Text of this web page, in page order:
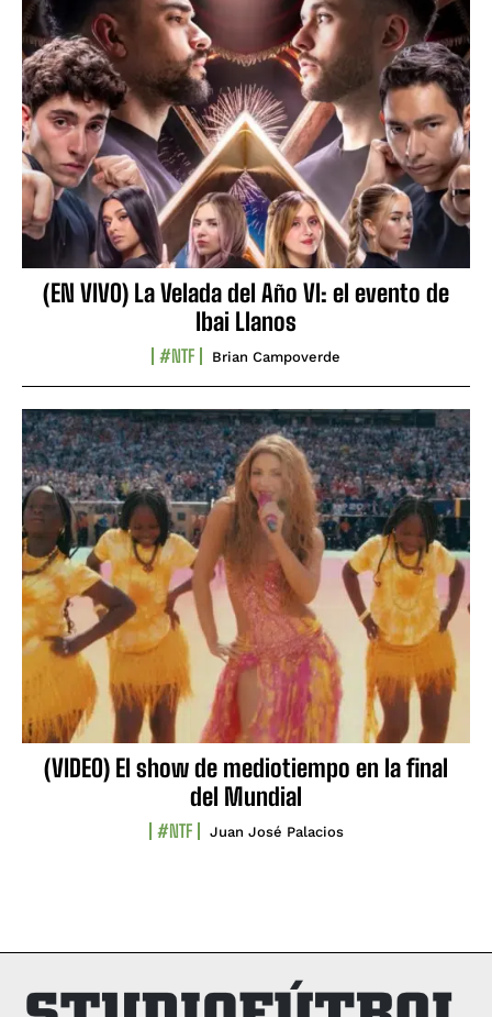
(EN VIVO) La Velada del Año VI: el evento de
Ibai Llanos
#NTF Brian Campoverde
(VIDEO) El show de mediotiempo en la final
del Mundial
#NTF Juan José Palacios